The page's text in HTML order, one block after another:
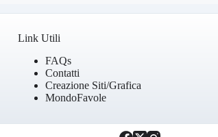
Link Utili
FAQs
Contatti
Creazione Siti/Grafica
MondoFavole